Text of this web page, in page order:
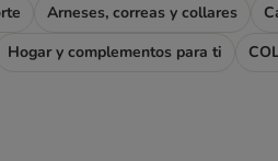
Arneses, correas y collares
Hogar y complementos para ti